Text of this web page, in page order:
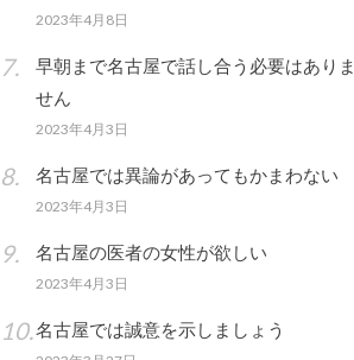
2023年4月8日
早朝まで名古屋で話し合う必要はありま
せん
2023年4月3日
名古屋では異論があってもかまわない
2023年4月3日
名古屋の医者の女性が欲しい
2023年4月3日
名古屋では誠意を示しましょう